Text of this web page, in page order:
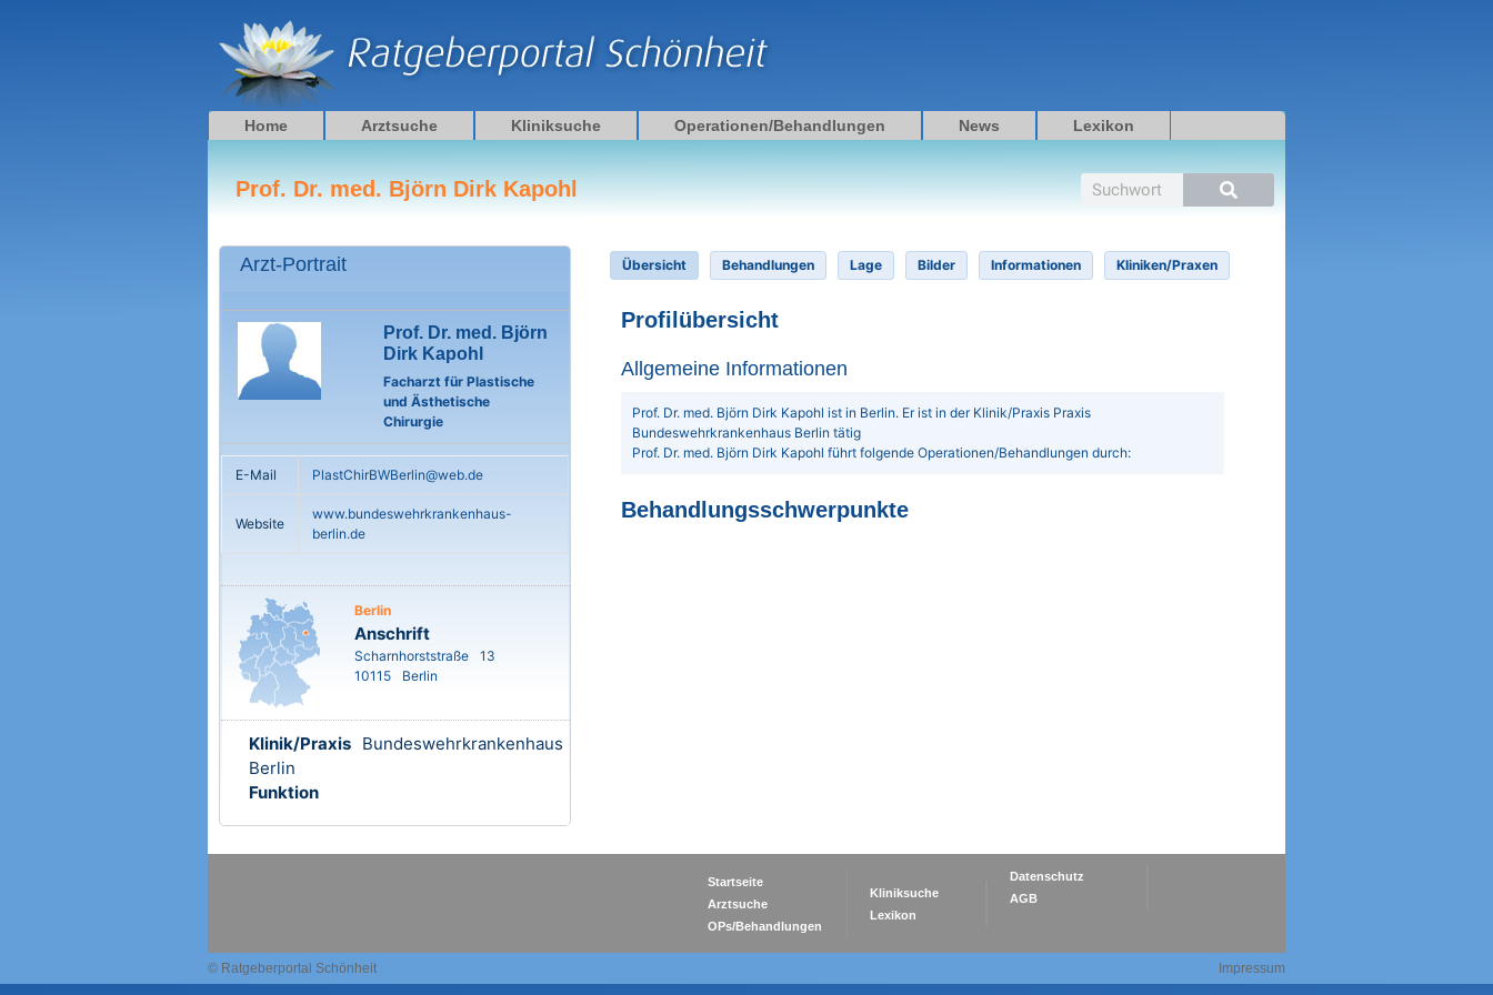
Home Arztsuche Kliniksuche Operationen/Behandlungen News Lexikon
Prof. Dr. med. Björn Dirk Kapohl Suche
Arzt-Portrait
Prof. Dr. med. Björn
Dirk Kapohl
Facharzt für Plastische
und Ästhetische
Chirurgie
E-Mail PlastChirBWBerlin@web.de
Website
www.bundeswehrkrankenhaus-
berlin.de
Berlin
Anschrift
Scharnhorststraße
13
10115
Berlin
Klinik/Praxis Bundeswehrkrankenhaus
Berlin
Funktion
Übersicht Behandlungen Lage Bilder Informationen Kliniken/Praxen
Profilübersicht
Allgemeine Informationen
Prof. Dr. med. Björn Dirk Kapohl ist in Berlin. Er ist in der Klinik/Praxis Praxis
Bundeswehrkrankenhaus Berlin tätig
Prof. Dr. med. Björn Dirk Kapohl führt folgende Operationen/Behandlungen durch:
Behandlungsschwerpunkte
Startseite
Arztsuche
OPs/Behandlungen
Kliniksuche
Lexikon
Datenschutz
AGB
© Ratgeberportal Schönheit Impressum